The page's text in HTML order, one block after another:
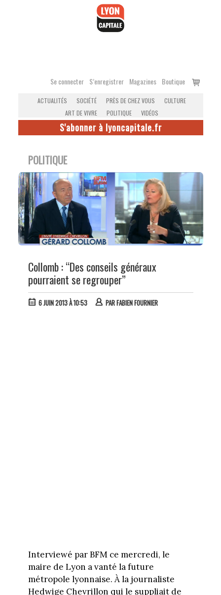
Se connecter S’enregistrer Magazines Boutique
Voir
ACTUALITÉS SOCIÉTÉ PRÈS DE CHEZ VOUS
CULTURE
ART DE VIVRE
POLITIQUE VIDÉOS
S'abonner à lyoncapitale.fr
POLITIQUE
Collomb : “Des conseils généraux
pourraient se regrouper”
6 JUIN 2013 À 10:53 PARFABIEN FOURNIER
Interviewé par BFM ce mercredi, le
maire de Lyon a vanté la future
métropole lyonnaise. À la journaliste
Hedwige Chevrillon qui le suppliait de